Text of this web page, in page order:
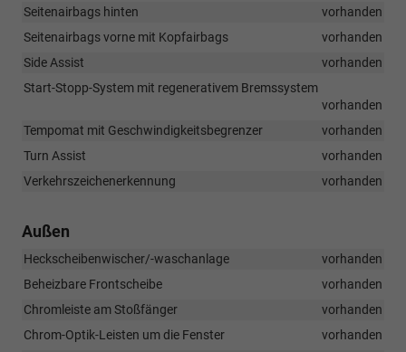
Seitenairbags hinten
vorhanden
Seitenairbags vorne mit Kopfairbags
vorhanden
Side Assist
vorhanden
Start-Stopp-System mit regenerativem Bremssystem
vorhanden
Tempomat mit Geschwindigkeitsbegrenzer
vorhanden
Turn Assist
vorhanden
Verkehrszeichenerkennung
vorhanden
Außen
Heckscheibenwischer/-waschanlage
vorhanden
Beheizbare Frontscheibe
vorhanden
Chromleiste am Stoßfänger
vorhanden
Chrom-Optik-Leisten um die Fenster
vorhanden